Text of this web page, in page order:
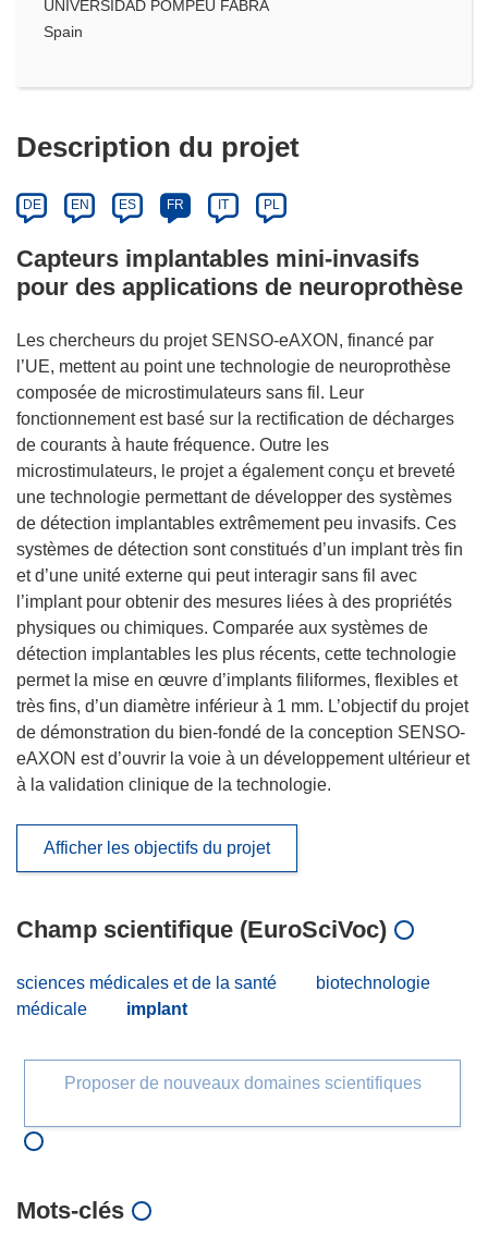
UNIVERSIDAD POMPEU FABRA
Spain
Description du projet
DE EN ES FR IT PL
Capteurs implantables mini-invasifs
pour des applications de neuroprothèse
Les chercheurs du projet SENSO-eAXON, financé par
l’UE, mettent au point une technologie de neuroprothèse
composée de microstimulateurs sans fil. Leur
fonctionnement est basé sur la rectification de décharges
de courants à haute fréquence. Outre les
microstimulateurs, le projet a également conçu et breveté
une technologie permettant de développer des systèmes
de détection implantables extrêmement peu invasifs. Ces
systèmes de détection sont constitués d’un implant très fin
et d’une unité externe qui peut interagir sans fil avec
l’implant pour obtenir des mesures liées à des propriétés
physiques ou chimiques. Comparée aux systèmes de
détection implantables les plus récents, cette technologie
permet la mise en œuvre d’implants filiformes, flexibles et
très fins, d’un diamètre inférieur à 1 mm. L’objectif du projet
de démonstration du bien-fondé de la conception SENSO-
eAXON est d’ouvrir la voie à un développement ultérieur et
à la validation clinique de la technologie.
Afficher les objectifs du projet
Champ scientifique (EuroSciVoc)
sciences médicales et de la santé
biotechnologie
médicale
implant
Proposer de nouveaux domaines scientifiques
Mots‑clés